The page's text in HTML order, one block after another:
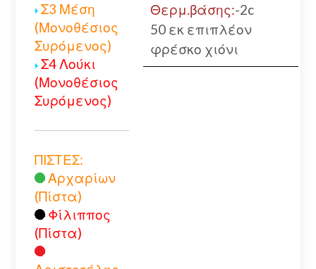
Σ3 Μέση
(Μονοθέσιος
Συρόμενος)
Σ4 Λούκι
(Μονοθέσιος
Συρόμενος)
ΠΙΣΤΕΣ:
Αρχαρίων
(Πίστα)
Φίλιππος
(Πίστα)
Θερμ.βάσης:-2c
50 εκ επιπλέον
φρέσκο χιόνι